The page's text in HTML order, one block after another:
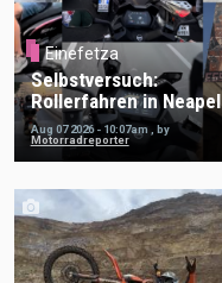
Einefetza
Selbstversuch:
Rollerfahren in Neapel
Aug 07 2026 - 10:07am
by
Motorradreporter